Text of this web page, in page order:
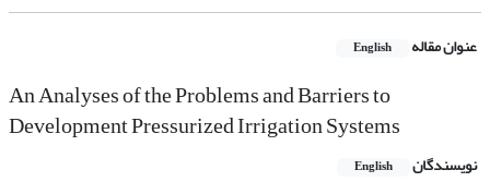
عنوان مقاله English
An Analyses of the Problems and Barriers to
Development Pressurized Irrigation Systems
نویسندگان English